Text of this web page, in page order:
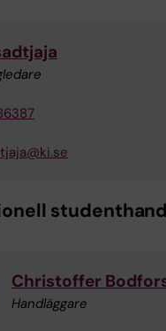
Christoffer
Handläggare